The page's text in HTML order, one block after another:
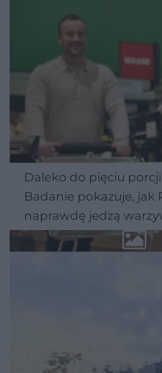
Daleko do pięciu
Badanie pokazuje, jak
naprawdę jedzą